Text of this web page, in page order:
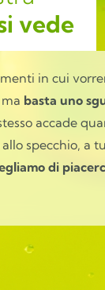
vede
in cui
basta uno
accade
specchio, a
di